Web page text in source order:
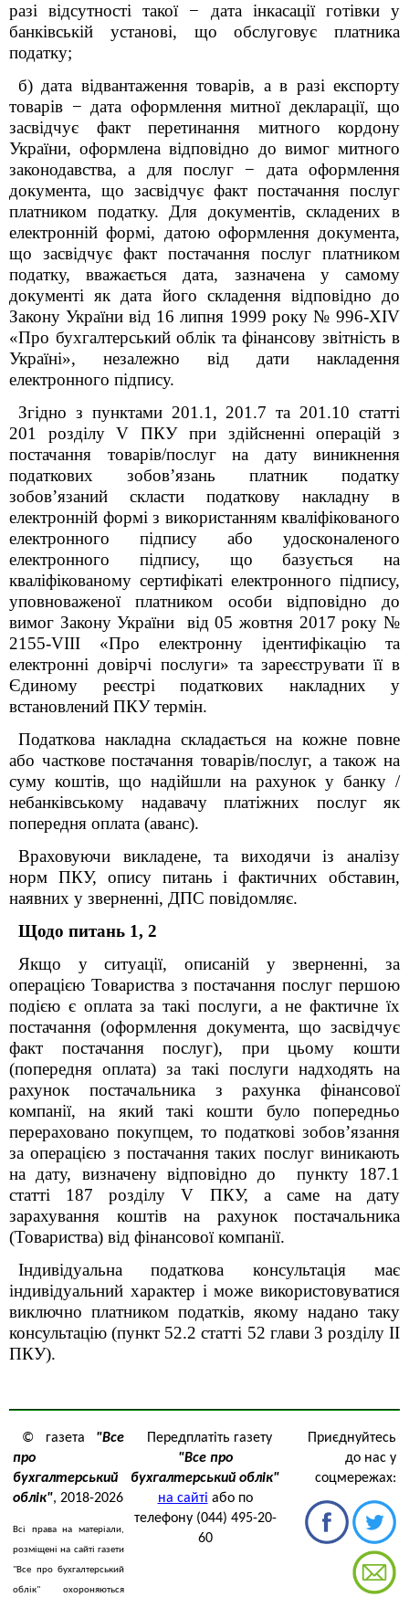
разі відсутності такої − дата інкасації готівки у
банківській установі, що обслуговує платника
податку;
б) дата відвантаження товарів, а в разі експорту
товарів − дата оформлення митної декларації, що
засвідчує факт перетинання митного кордону
України, оформлена відповідно до вимог митного
законодавства, а для послуг − дата оформлення
документа, що засвідчує факт постачання послуг
платником податку. Для документів, складених в
електронній формі, датою оформлення документа,
що засвідчує факт постачання послуг платником
податку, вважається дата, зазначена у самому
документі як дата його складення відповідно до
Закону України від 16 липня 1999 року № 996-XIV
«Про бухгалтерський облік та фінансову звітність в
Україні», незалежно від дати накладення
електронного підпису.
Згідно з пунктами 201.1, 201.7 та 201.10 статті
201 розділу V ПКУ при здійсненні операцій з
постачання товарів/послуг на дату виникнення
податкових зобов’язань платник податку
зобов’язаний скласти податкову накладну в
електронній формі з використанням кваліфікованого
електронного підпису або удосконаленого
електронного підпису, що базується на
кваліфікованому сертифікаті електронного підпису,
уповноваженої платником особи відповідно до
вимог Закону України від 05 жовтня 2017 року №
2155-VIII «Про електронну ідентифікацію та
електронні довірчі послуги» та зареєструвати її в
Єдиному реєстрі податкових накладних у
встановлений ПКУ термін.
Податкова накладна складається на кожне повне
або часткове постачання товарів/послуг, а також на
суму коштів, що надійшли на рахунок у банку /
небанківському надавачу платіжних послуг як
попередня оплата (аванс).
Враховуючи викладене, та виходячи із аналізу
норм ПКУ, опису питань і фактичних обставин,
наявних у зверненні, ДПС повідомляє.
Щодо питань 1, 2
Якщо у ситуації, описаній у зверненні, за
операцією Товариства з постачання послуг першою
подією є оплата за такі послуги, а не фактичне їх
постачання (оформлення документа, що засвідчує
факт постачання послуг), при цьому кошти
(попередня оплата) за такі послуги надходять на
рахунок постачальника з рахунка фінансової
компанії, на який такі кошти було попередньо
перераховано покупцем, то податкові зобовʼязання
за операцією з постачання таких послуг виникають
на дату, визначену відповідно до пункту 187.1
статті 187 розділу V ПКУ, а саме на дату
зарахування коштів на рахунок постачальника
(Товариства) від фінансової компанії.
Індивідуальна податкова консультація має
індивідуальний характер і може використовуватися
виключно платником податків, якому надано таку
консультацію (пункт 52.2 статті 52 глави 3 роздiлу II
ПКУ).
© газета "Все
про
бухгалтерський
облік", 2018-2026
Всі права на матеріали,
розміщені на сайті газети
"Все про бухгалтерський
облік" охороняються
Передплатіть газету
"Все про
бухгалтерський облік"
на сайті або по
телефону (044) 495-20-
60
Приєднуйтесь
до нас у
соцмережах: